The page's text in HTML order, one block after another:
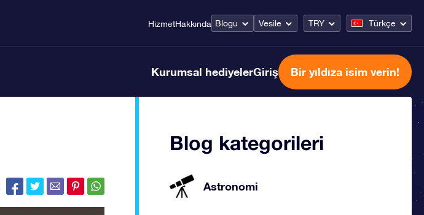
HizmetHakkında Blogu Vesile TRY Türkçe
Kurumsal hediyelerGiriş Bir yıldıza isim verin!
Blog kategorileri
Astronomi